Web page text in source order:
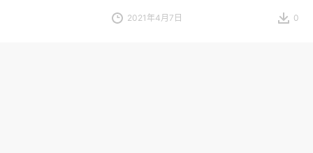
2021年4月7日 0